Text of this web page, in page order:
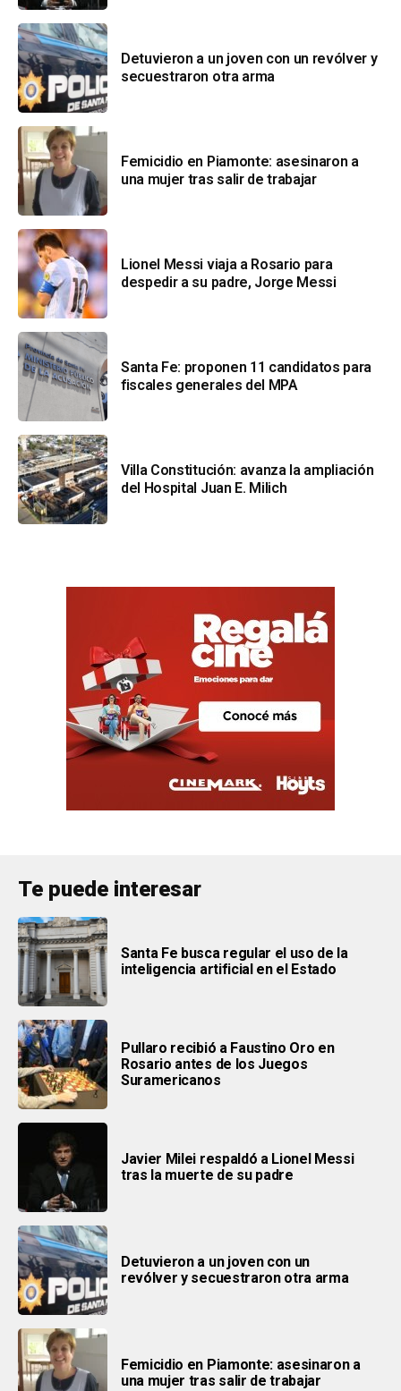
Detuvieron a un joven con un revólver y
secuestraron otra arma
Femicidio en Piamonte: asesinaron a
una mujer tras salir de trabajar
Lionel Messi viaja a Rosario para
despedir a su padre, Jorge Messi
Santa Fe: proponen 11 candidatos para
fiscales generales del MPA
Villa Constitución: avanza la ampliación
del Hospital Juan E. Milich
Te puede interesar
Santa Fe busca regular el uso de la
inteligencia artificial en el Estado
Pullaro recibió a Faustino Oro en
Rosario antes de los Juegos
Suramericanos
Javier Milei respaldó a Lionel Messi
tras la muerte de su padre
Detuvieron a un joven con un
revólver y secuestraron otra arma
Femicidio en Piamonte: asesinaron a
una mujer tras salir de trabajar